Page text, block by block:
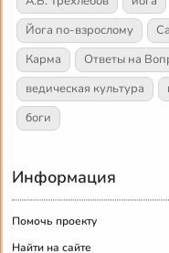
Йога по-взрослому
Карма
Ответы на
ведическая культура
боги
Информация
Помочь проекту
Найти на сайте